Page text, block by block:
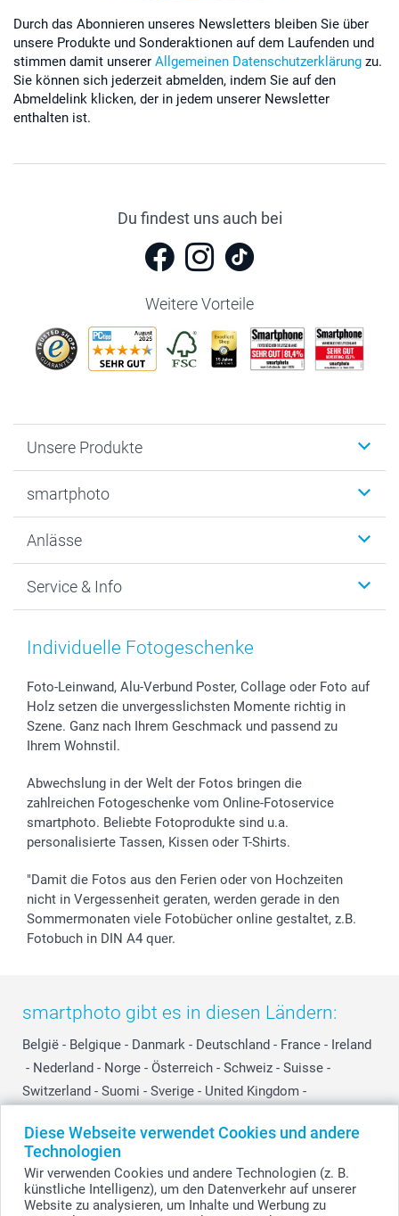
Diese Webseite verwendet Cookies und andere
Technologien
Wir verwenden Cookies und andere Technologien (z. B.
künstliche Intelligenz), um den Datenverkehr auf unserer
Website zu analysieren, um Inhalte und Werbung zu
Durch das Abonnieren unseres Newsletters bleiben Sie über
unsere Produkte und Sonderaktionen auf dem Laufenden und
stimmen damit unserer Allgemeinen Datenschutzerklärung zu.
Sie können sich jederzeit abmelden, indem Sie auf den
Abmeldelink klicken, der in jedem unserer Newsletter
enthalten ist.
Du findest uns auch bei
Weitere Vorteile
Unsere Produkte
Fotogeschenke
MyNameBook
Fotoabzüge, Fotos als Buch & Poster
Zubehör & Material
Foto-Kalender & Agenden
Sticker & Etiketten
Geschenk-Gutscheine (PDF)
smartphoto
Warum smartphoto
Datenschutz
AGB
Presse
Partnerprogramme
Investor Relations
B2B smartbusiness
Widerrufsrecht
Anlässe
Neujahr
Muttertag
Kommunion & Konfirmation
Hochzeit
Geburtstag
Geburt
Zu allen Anlässen
Service & Info
Anmelden /Registrieren
Preise und Versandkosten
Lieferfristen
72h Lieferung
Zahlungsmöglichkeiten
Sitemap
Status der Bestellung
smartfriends
smartgarantie
smartbonus
Individuelle Fotogeschenke
Foto-Leinwand, Alu-Verbund Poster, Collage oder Foto auf
Holz setzen die unvergesslichsten Momente richtig in
Szene. Ganz nach Ihrem Geschmack und passend zu
Ihrem Wohnstil.
Abwechslung in der Welt der Fotos bringen die
zahlreichen Fotogeschenke vom Online-Fotoservice
smartphoto. Beliebte Fotoprodukte sind u.a.
personalisierte Tassen, Kissen oder T-Shirts.
"Damit die Fotos aus den Ferien oder von Hochzeiten
nicht in Vergessenheit geraten, werden gerade in den
Sommermonaten viele Fotobücher online gestaltet, z.B.
Fotobuch in DIN A4 quer.
smartphoto gibt es in diesen Ländern:
België - Belgique - Danmark - Deutschland - France - Ireland
- Nederland - Norge - Österreich - Schweiz - Suisse -
Switzerland - Suomi - Sverige - United Kingdom -
Other Countries
Alle Preise verstehen sich in EURO (€) inkl. MwSt. und zzgl. Versandkosten.